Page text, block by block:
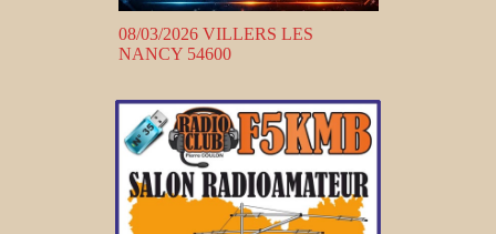
08/03/2026 VILLERS LES
NANCY 54600